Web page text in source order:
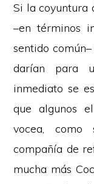
Si la coyuntura
–en términos
sentido
darían para
inmediato se
que algunos
vocea,
compañía de
mucha más